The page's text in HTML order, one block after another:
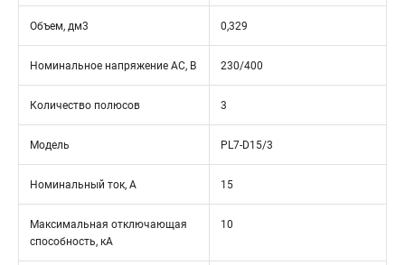
Объем, дм3 0,329
Номинальное напряжение АС, В 230/400
Количество полюсов 3
Модель PL7-D15/3
Номинальный ток, А 15
Максимальная отключающая
способность, кА
10